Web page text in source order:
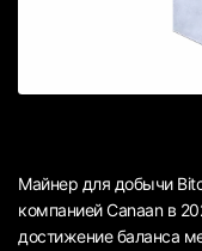
Майнер для добычи
компанией Canaan в
достижение баланса